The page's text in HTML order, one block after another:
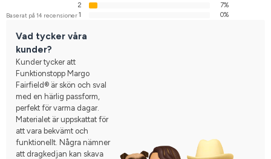
Baserat på 14 recensioner
2
7%
1
0%
Vad tycker våra
kunder?
Kunder tycker att
Funktionstopp Margo
Fairfield® är skön och sval
med en härlig passform,
perfekt för varma dagar.
Materialet är uppskattat för
att vara bekvämt och
funktionellt. Några nämner
att dragkedjan kan skava